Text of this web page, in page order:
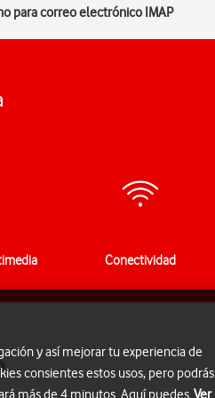
para correo electrónico IMAP
Conectividad
y así mejorar tu experiencia de
consientes estos usos, pero podrás
más de 4 minutos. Aquí puedes Ver